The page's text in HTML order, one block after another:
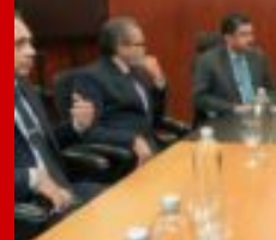
Leave a Reply
You must be
logged into post a